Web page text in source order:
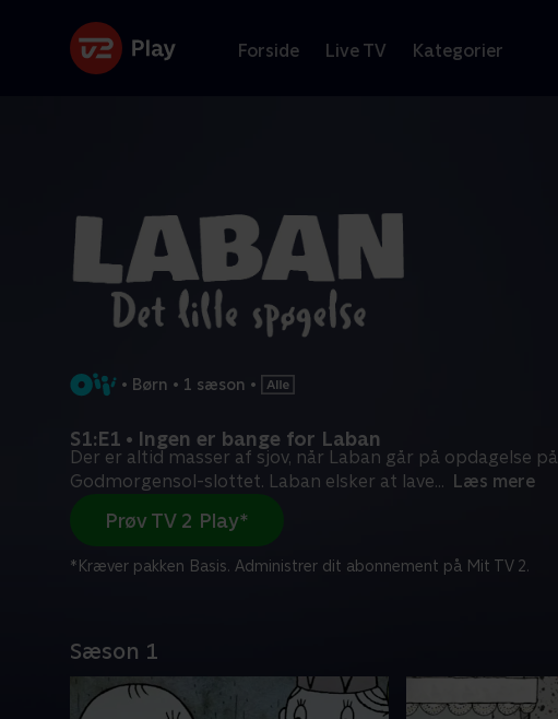
Forside Live TV Kategorier
• Børn • 1 sæson •
S1:E1 • Ingen er bange for Laban
Der er altid masser af sjov, når Laban går på opdagelse på
Godmorgensol-slottet. Laban elsker at lave... Læs mere
Prøv TV 2 Play*
*Kræver pakken Basis. Administrer dit abonnement på Mit TV 2.
Sæson 1